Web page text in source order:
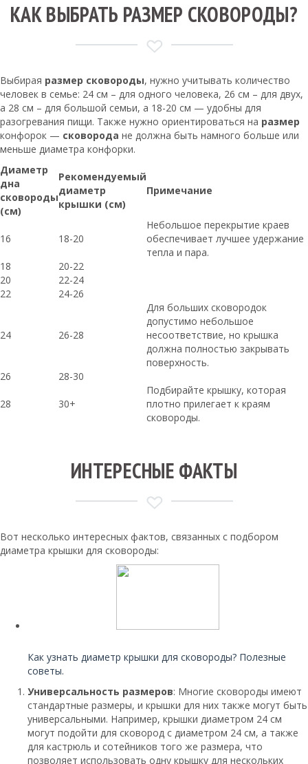
КАК ВЫБРАТЬ РАЗМЕР СКОВОРОДЫ?
Выбирая размер сковороды, нужно учитывать количество
человек в семье: 24 см – для одного человека, 26 см – для двух,
а 28 см – для большой семьи, а 18-20 см — удобны для
разогревания пищи. Также нужно ориентироваться на размер
конфорок — сковорода не должна быть намного больше или
меньше диаметра конфорки.
Диаметр
дна
сковороды
(см)
Рекомендуемый
диаметр
крышки (см)
Примечание
16 18-20
Небольшое перекрытие краев
обеспечивает лучшее удержание
тепла и пара.
18
20-22
20
22-24
22
24-26
24 26-28
Для больших сковородок
допустимо небольшое
несоответствие, но крышка
должна полностью закрывать
поверхность.
26
28-30
28 30+
Подбирайте крышку, которая
плотно прилегает к краям
сковороды.
ИНТЕРЕСНЫЕ ФАКТЫ
Вот несколько интересных фактов, связанных с подбором
диаметра крышки для сковороды:
Как узнать диаметр крышки для сковороды? Полезные
советы.
Универсальность размеров: Многие сковороды имеют
стандартные размеры, и крышки для них также могут быть
универсальными. Например, крышки диаметром 24 см
могут подойти для сковород с диаметром 24 см, а также
для кастрюль и сотейников того же размера, что
позволяет использовать одну крышку для нескольких